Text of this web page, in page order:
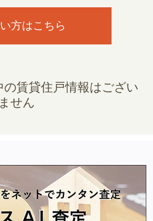
方はこちら
賃貸住戸情報はござい
ません